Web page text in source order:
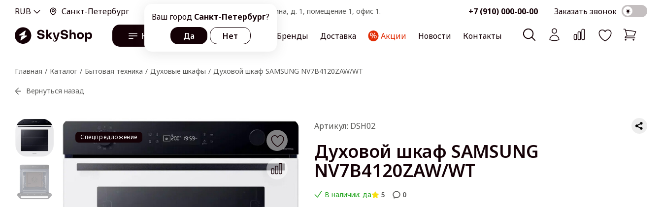
Ваш город Санкт-Петербург?
Да
Нет
RUB Санкт-Петербург 100100, г. Санкт-Петербург, ул. Ленина, д. 1, помещение 1, офис 1. +7 (910) 000-00-00 Заказать звонок
Каталог О нас Услуги Бренды Доставка Акции Новости Контакты
Главная Каталог Бытовая техника Духовые шкафы Духовой шкаф SAMSUNG NV7B4120ZAW/WT
Вернуться назад
Спецпредложение
Артикул: DSH02
Духовой шкаф SAMSUNG
NV7B4120ZAW/WT
В наличии: да 5 0